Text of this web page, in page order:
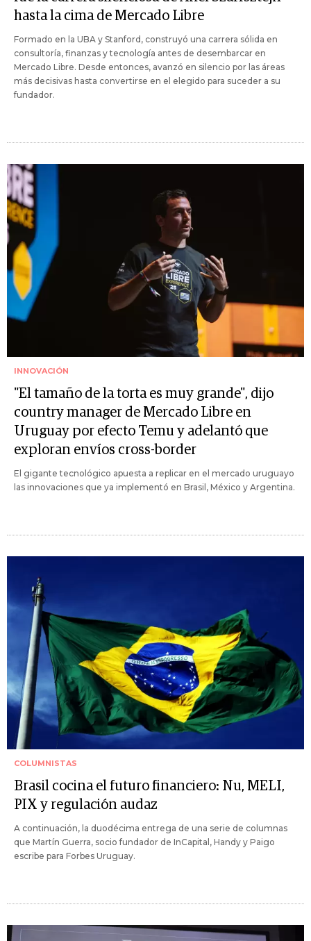
hasta la cima de Mercado Libre
Formado en la UBA y Stanford, construyó una carrera sólida en
consultoría, finanzas y tecnología antes de desembarcar en
Mercado Libre. Desde entonces, avanzó en silencio por las áreas
más decisivas hasta convertirse en el elegido para suceder a su
fundador.
INNOVACIÓN
"El tamaño de la torta es muy grande", dijo
country manager de Mercado Libre en
Uruguay por efecto Temu y adelantó que
exploran envíos cross-border
El gigante tecnológico apuesta a replicar en el mercado uruguayo
las innovaciones que ya implementó en Brasil, México y Argentina.
COLUMNISTAS
Brasil cocina el futuro financiero: Nu, MELI,
PIX y regulación audaz
A continuación, la duodécima entrega de una serie de columnas
que Martín Guerra, socio fundador de InCapital, Handy y Paigo
escribe para Forbes Uruguay.